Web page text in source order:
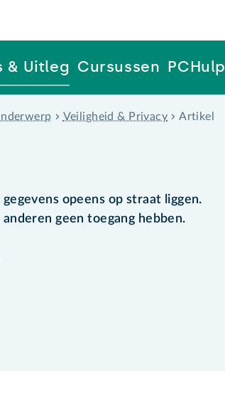
& Uitleg Cursussen PCHulp
Veiligheid & Privacy Artikel
opeens op straat liggen.
geen toegang hebben.